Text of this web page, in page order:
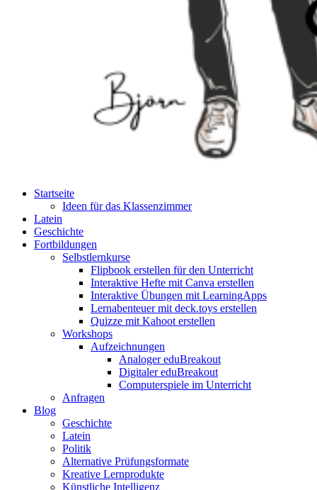
Startseite
Ideen für das Klassenzimmer
Latein
Geschichte
Fortbildungen
Selbstlernkurse
Flipbook erstellen für den Unterricht
Interaktive Hefte mit Canva erstellen
Interaktive Übungen mit LearningApps
Lernabenteuer mit deck.toys erstellen
Quizze mit Kahoot erstellen
Workshops
Aufzeichnungen
Analoger eduBreakout
Digitaler eduBreakout
Computerspiele im Unterricht
Anfragen
Blog
Geschichte
Latein
Politik
Alternative Prüfungsformate
Kreative Lernprodukte
Künstliche Intelligenz